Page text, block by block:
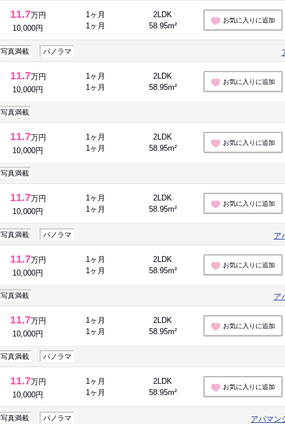
11.7万円
10,000円
1ヶ月
1ヶ月
2LDK
58.95m²
お気に入りに追加
写真満載 パノラマ
11.7万円
10,000円
1ヶ月
1ヶ月
2LDK
58.95m²
お気に入りに追加
写真満載
11.7万円
10,000円
1ヶ月
1ヶ月
2LDK
58.95m²
お気に入りに追加
写真満載
11.7万円
10,000円
1ヶ月
1ヶ月
2LDK
58.95m²
お気に入りに追加
写真満載 パノラマ ア
11.7万円
10,000円
1ヶ月
1ヶ月
2LDK
58.95m²
お気に入りに追加
写真満載 ア
11.7万円
10,000円
1ヶ月
1ヶ月
2LDK
58.95m²
お気に入りに追加
写真満載 パノラマ
11.7万円
10,000円
1ヶ月
1ヶ月
2LDK
58.95m²
お気に入りに追加
写真満載 パノラマ アパマン